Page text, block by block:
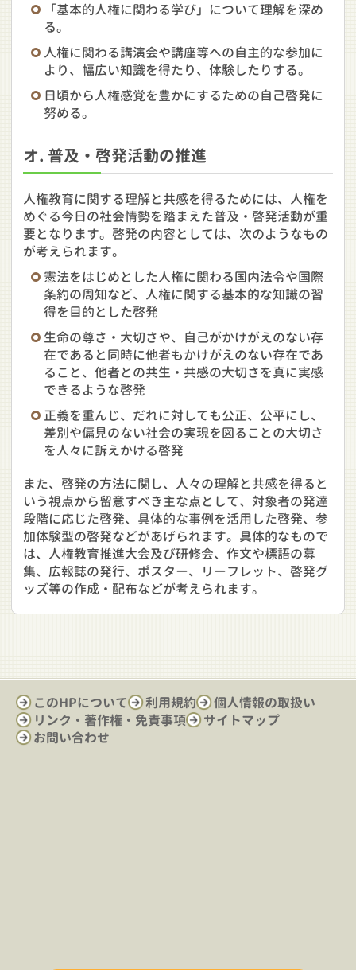
「基本的人権に関わる学び」について理解を深め
る。
人権に関わる講演会や講座等への自主的な参加に
より、幅広い知識を得たり、体験したりする。
日頃から人権感覚を豊かにするための自己啓発に
努める。
オ. 普及・啓発活動の推進
人権教育に関する理解と共感を得るためには、人権を
めぐる今日の社会情勢を踏まえた普及・啓発活動が重
要となります。啓発の内容としては、次のようなもの
が考えられます。
憲法をはじめとした人権に関わる国内法令や国際
条約の周知など、人権に関する基本的な知識の習
得を目的とした啓発
生命の尊さ・大切さや、自己がかけがえのない存
在であると同時に他者もかけがえのない存在であ
ること、他者との共生・共感の大切さを真に実感
できるような啓発
正義を重んじ、だれに対しても公正、公平にし、
差別や偏見のない社会の実現を図ることの大切さ
を人々に訴えかける啓発
また、啓発の方法に関し、人々の理解と共感を得ると
いう視点から留意すべき主な点として、対象者の発達
段階に応じた啓発、具体的な事例を活用した啓発、参
加体験型の啓発などがあげられます。具体的なもので
は、人権教育推進大会及び研修会、作文や標語の募
集、広報誌の発行、ポスター、リーフレット、啓発グ
ッズ等の作成・配布などが考えられます。
このHPについて 利用規約
個人情報の取扱い
リンク・著作権・免責事項
サイトマップ
お問い合わせ